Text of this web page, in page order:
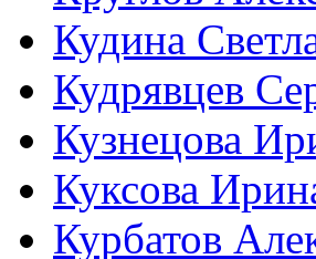
Кудина
Кудрявцев
Кузнецова
Куксова
Курбатов